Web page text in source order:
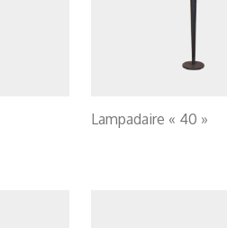
Lampadaire « 40 »